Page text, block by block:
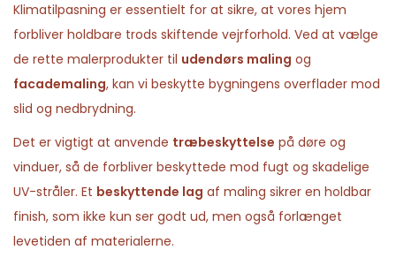
Klimatilpasning er essentielt for at sikre, at vores hjem
forbliver holdbare trods skiftende vejrforhold. Ved at vælge
de rette malerprodukter til udendørs maling og
facademaling, kan vi beskytte bygningens overflader mod
slid og nedbrydning.
Det er vigtigt at anvende træbeskyttelse på døre og
vinduer, så de forbliver beskyttede mod fugt og skadelige
UV-stråler. Et beskyttende lag af maling sikrer en holdbar
finish, som ikke kun ser godt ud, men også forlænget
levetiden af materialerne.